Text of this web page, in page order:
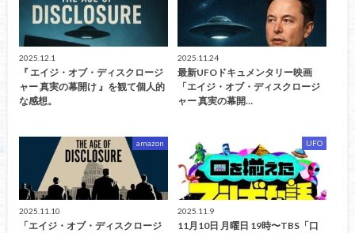
2025.12.1
『 エイジ・オブ・ディスクロージ
ャー 真実の幕開け 』を観て個人的
な感想。
2025.11.24
最新UFOドキュメンタリー映画
「エイジ・オブ・ディスクロージ
ャー 真実の幕開…
amazon
2025.11.10
「エイジ・オブ・ディスクロージ
UFO
2025.11.9
11月10日 月曜日 19時〜TBS「口